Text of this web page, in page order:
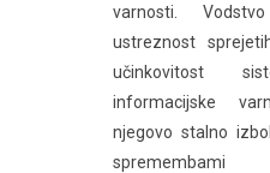
varnosti.
ustreznost
učinkovitost
informacijske
njegovo stalno